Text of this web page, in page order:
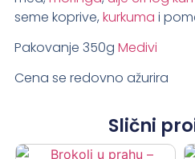
seme koprive, kurkuma i
Pakovanje 350g Medivi
Cena se redovno ažurira
Slični